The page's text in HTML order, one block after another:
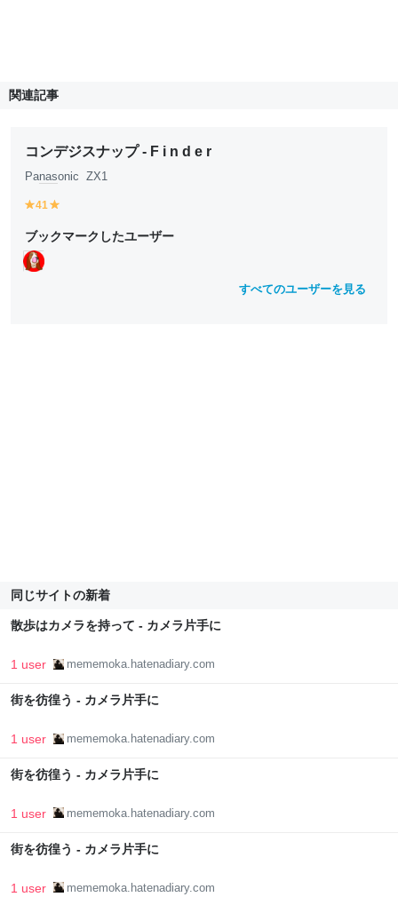
関連記事
コンデジスナップ - F i n d e r
Panasonic ZX1
y
ll
o
w
41
ll
ブックマークしたユーザー
すべてのユーザーを見る
同じサイトの新着
散歩はカメラを持って - カメラ片手に
1 user mememoka.hatenadiary.com
街を彷徨う - カメラ片手に
1 user mememoka.hatenadiary.com
街を彷徨う - カメラ片手に
1 user mememoka.hatenadiary.com
街を彷徨う - カメラ片手に
1 user mememoka.hatenadiary.com